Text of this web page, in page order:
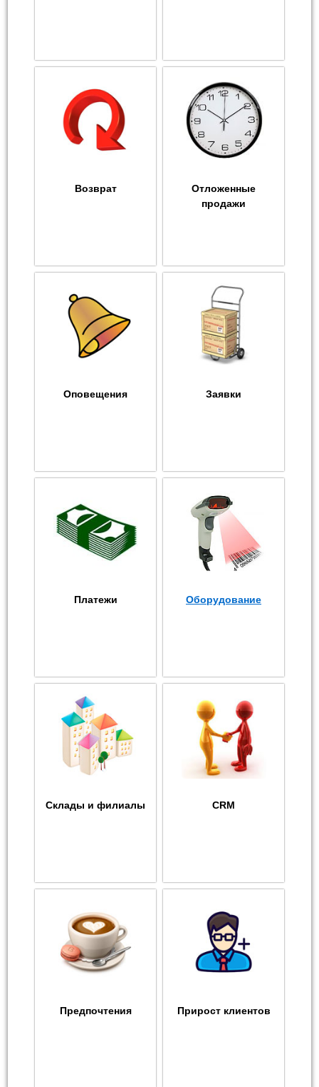
Возврат
Отложенные
продажи
Оповещения Заявки
Платежи Оборудование
Склады и филиалы CRM
Предпочтения Прирост клиентов